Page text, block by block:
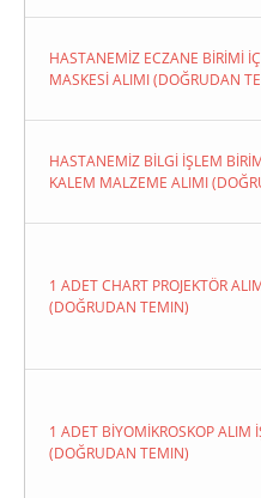
HASTANEMİZ ECZANE BİRİMİ
MASKESİ ALIMI (DOĞRUDAN
HASTANEMİZ BİLGİ İŞLEM
KALEM MALZEME ALIMI
1 ADET CHART PROJEKTÖR
(DOĞRUDAN TEMIN)
1 ADET BİYOMİKROSKOP ALIM
(DOĞRUDAN TEMIN)